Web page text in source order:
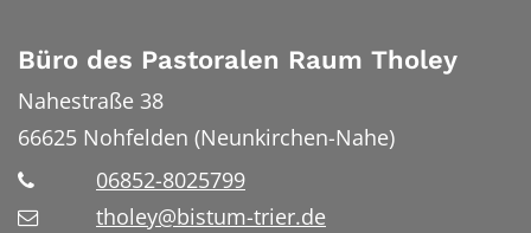
Büro des Pastoralen Raum Tholey
Nahestraße 38
66625 Nohfelden (Neunkirchen-Nahe)
06852-8025799
tholey@bistum-trier.de